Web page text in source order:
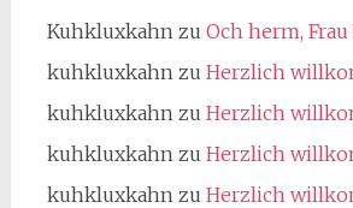
Kuhkluxkahnzu Och herm, Frau
kuhkluxkahnzu Herzlich
kuhkluxkahnzu Herzlich
kuhkluxkahnzu Herzlich
kuhkluxkahnzu Herzlich